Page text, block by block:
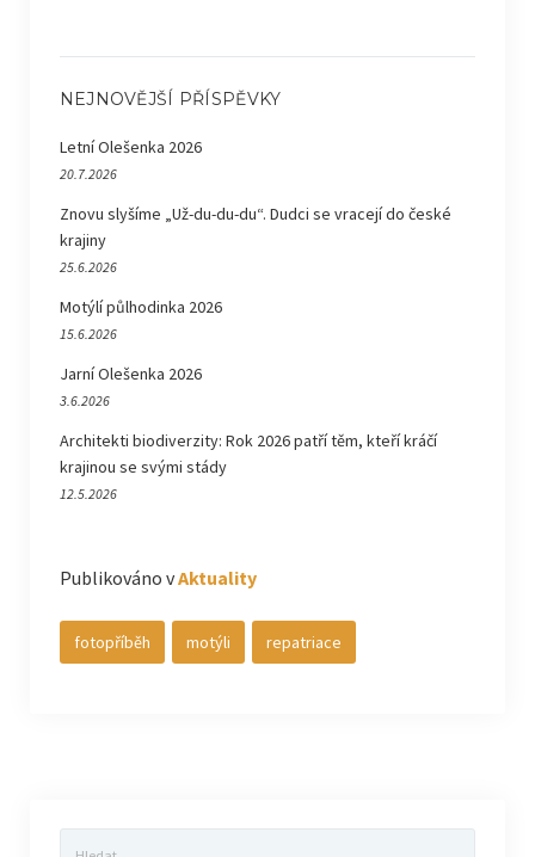
NEJNOVĚJŠÍ PŘÍSPĚVKY
Letní Olešenka 2026
20.7.2026
Znovu slyšíme „Už-du-du-du“. Dudci se vracejí do české
krajiny
25.6.2026
Motýlí půlhodinka 2026
15.6.2026
Jarní Olešenka 2026
3.6.2026
Architekti biodiverzity: Rok 2026 patří těm, kteří kráčí
krajinou se svými stády
12.5.2026
Publikováno vAktuality
fotopříběh motýli repatriace